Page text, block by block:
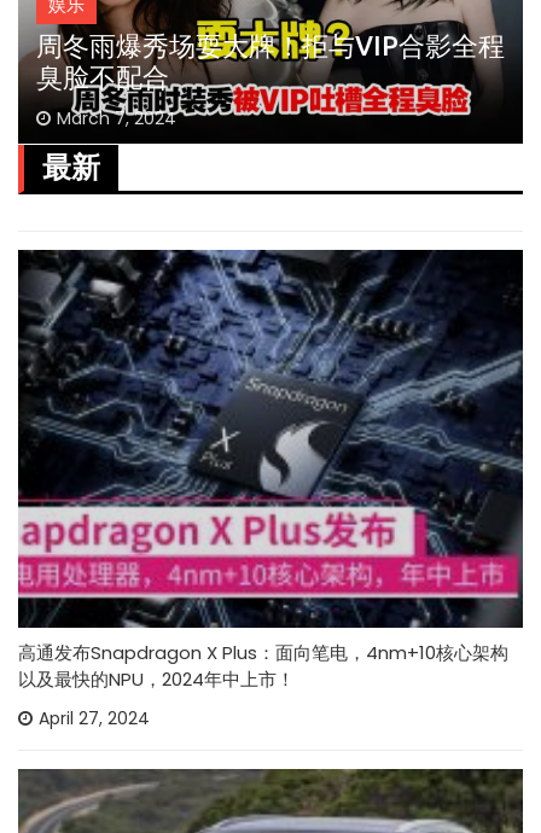
周冬雨爆秀场耍大牌！拒与VIP合影全程
臭脸不配合
March 7, 2024
最新
高通发布Snapdragon X Plus：面向笔电，4nm+10核心架构
以及最快的NPU，2024年中上市！
April 27, 2024